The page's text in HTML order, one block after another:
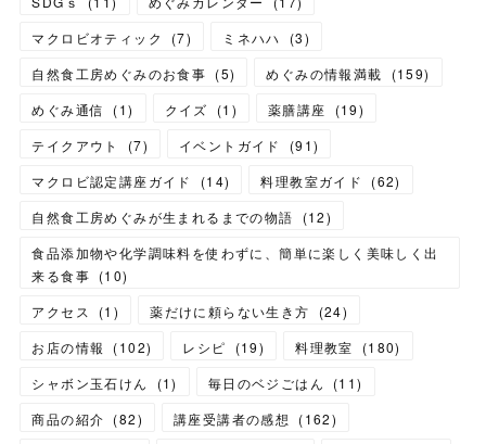
マクロビオティック
(7) ミネハハ (3)
自然食工房めぐみのお食事 (5) めぐみの情報満載 (159)
めぐみ通信
(1) クイズ (1 ) 薬膳講座 (19)
テイクアウト
(7) イベントガイド (91)
マクロビ認定講座ガイド
(14) 料理教室ガイド (62)
自然食工房めぐみが生まれるまでの物語
(12)
食品添加物や化学調味料を使わずに、簡単に楽しく美味しく出
来る食事 (10)
アクセス
(1 ) 薬だけに頼らない生き方 (24)
お店の情報
(102) レシピ (19) 料理教室 (180)
シャボン玉石けん
(1) 毎日のベジごはん (11)
商品の紹介 (82) 講座受講者の感想 (162)